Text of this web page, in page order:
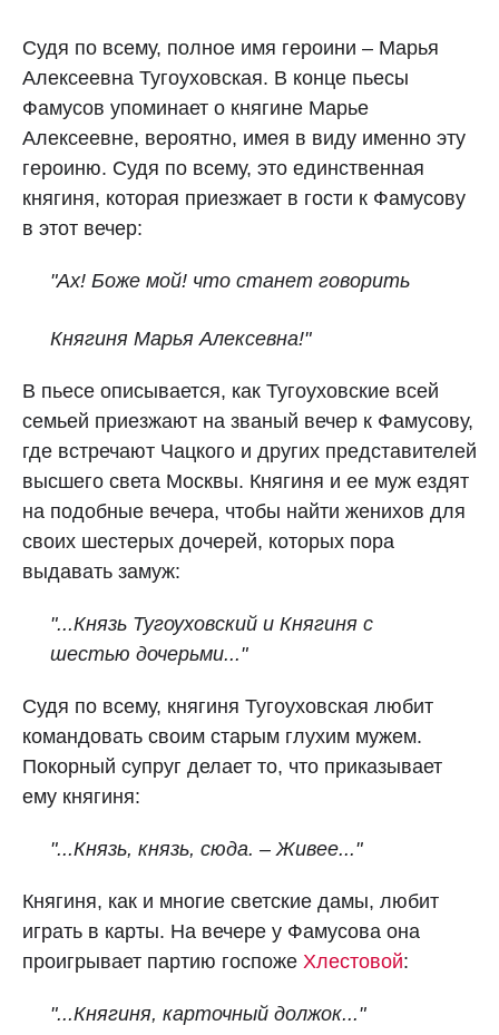
Судя по всему, полное имя героини – Марья
Алексеевна Тугоуховская. В конце пьесы
Фамусов упоминает о княгине Марье
Алексеевне, вероятно, имея в виду именно эту
героиню. Судя по всему, это единственная
княгиня, которая приезжает в гости к Фамусову
в этот вечер:
"Ах! Боже мой! что станет говорить
Княгиня Марья Алексевна!"
В пьесе описывается, как Тугоуховские всей
семьей приезжают на званый вечер к Фамусову,
где встречают Чацкого и других представителей
высшего света Москвы. Княгиня и ее муж ездят
на подобные вечера, чтобы найти женихов для
своих шестерых дочерей, которых пора
выдавать замуж:
"...Князь Тугоуховский и Княгиня с
шестью дочерьми..."
Судя по всему, княгиня Тугоуховская любит
командовать своим старым глухим мужем.
Покорный супруг делает то, что приказывает
ему княгиня:
"...Князь, князь, сюда. – Живее..."
Княгиня, как и многие светские дамы, любит
играть в карты. На вечере у Фамусова она
проигрывает партию госпоже Хлестовой:
"...Княгиня, карточный должок..."